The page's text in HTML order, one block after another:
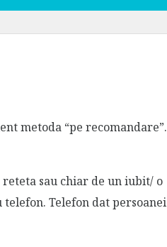
metoda “pe recomandare”.
sau chiar de un iubit/ o
Telefon dat persoanei